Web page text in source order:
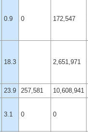
0.9 0 172,547
18.3 2,651,971
23.9 257,581 10,608,941
3.1 0 0